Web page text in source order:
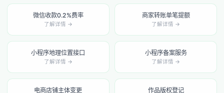
微信收款0.2%费率
了解详情 →
商家转账单笔提额
了解详情 →
小程序地理位置接口
了解详情 →
小程序备案服务
了解详情 →
电商店铺主体变更 作品版权登记